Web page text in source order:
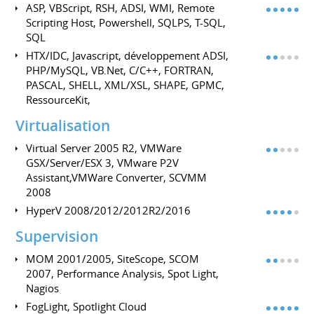
ASP, VBScript, RSH, ADSI, WMI, Remote
Scripting Host, Powershell, SQLPS, T-SQL,
SQL
HTX/IDC, Javascript, développement ADSI,
PHP/MySQL, VB.Net, C/C++, FORTRAN,
PASCAL, SHELL, XML/XSL, SHAPE, GPMC,
RessourceKit,
Virtualisation
Virtual Server 2005 R2, VMWare
GSX/Server/ESX 3, VMware P2V
Assistant,VMWare Converter, SCVMM
2008
HyperV 2008/2012/2012R2/2016
Supervision
MOM 2001/2005, SiteScope, SCOM
2007, Performance Analysis, Spot Light,
Nagios
FogLight, Spotlight Cloud